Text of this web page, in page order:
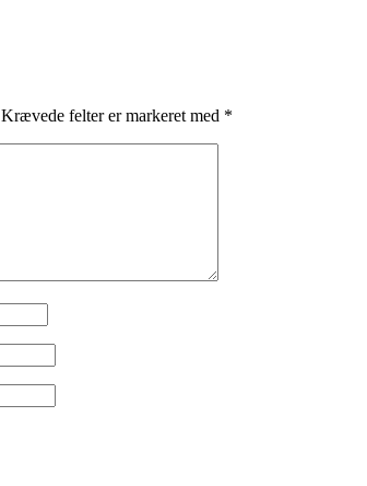
Krævede felter er markeret med *